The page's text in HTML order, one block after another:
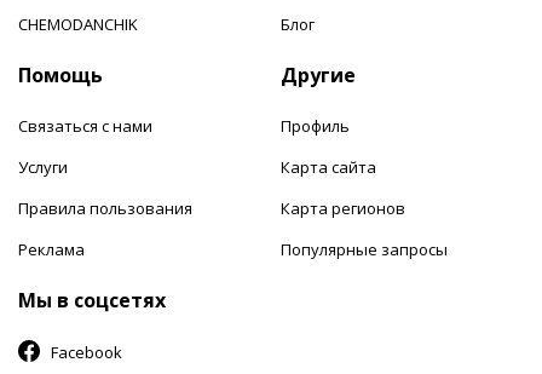
CHEMODANCHIK
Блог
Помощь
Связаться с нами
Услуги
Правила пользования
Реклама
Другие
Профиль
Карта сайта
Карта регионов
Популярные запросы
Мы в соцсетях
Facebook